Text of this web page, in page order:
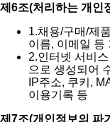
제6조(처리하는 개인
1.채용/구매/제
이름, 이메일 등
2.인터넷 서비
으로 생성되어
IP주소, 쿠키,
이용기록 등
제7조(개인정보의 파